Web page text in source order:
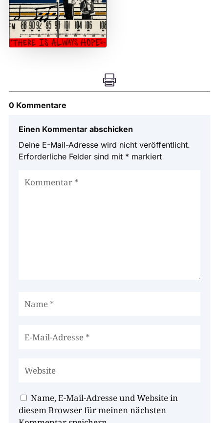

0 Kommentare
Einen Kommentar abschicken
Deine E-Mail-Adresse wird nicht veröffentlicht.
Erforderliche Felder sind mit * markiert
Name, E-Mail-Adresse und Website in
diesem Browser für meinen nächsten